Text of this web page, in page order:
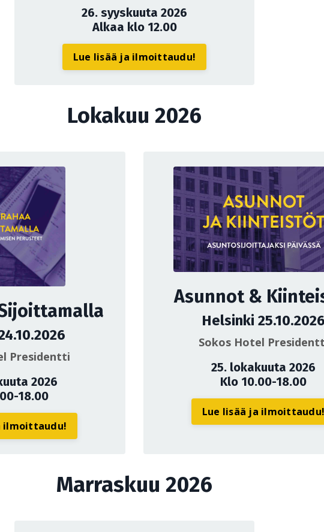
26. syyskuuta 2026
Alkaa klo 12.00
Lue lisää ja ilmoittaudu!
Lokakuu 2026
Presidentti
2026
18.00
ilmoittaudu!
Asunnot &
Helsinki 25.10.2026
Sokos Hotel
25. lokakuuta 2026
Klo 10.00-18.00
Lue lisää ja ilmoittaudu!
Marraskuu 2026